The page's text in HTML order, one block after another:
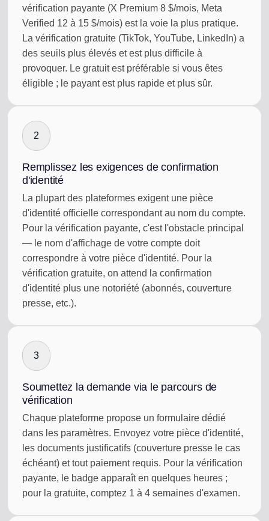
vérification payante (X Premium 8 $/mois, Meta
Verified 12 à 15 $/mois) est la voie la plus pratique.
La vérification gratuite (TikTok, YouTube, LinkedIn) a
des seuils plus élevés et est plus difficile à
provoquer. Le gratuit est préférable si vous êtes
éligible ; le payant est plus rapide et plus sûr.
2
Remplissez les exigences de confirmation
d'identité
La plupart des plateformes exigent une pièce
d'identité officielle correspondant au nom du compte.
Pour la vérification payante, c'est l'obstacle principal
— le nom d'affichage de votre compte doit
correspondre à votre pièce d'identité. Pour la
vérification gratuite, on attend la confirmation
d'identité plus une notoriété (abonnés, couverture
presse, etc.).
3
Soumettez la demande via le parcours de
vérification
Chaque plateforme propose un formulaire dédié
dans les paramètres. Envoyez votre pièce d'identité,
les documents justificatifs (couverture presse le cas
échéant) et tout paiement requis. Pour la vérification
payante, le badge apparaît en quelques heures ;
pour la gratuite, comptez 1 à 4 semaines d'examen.